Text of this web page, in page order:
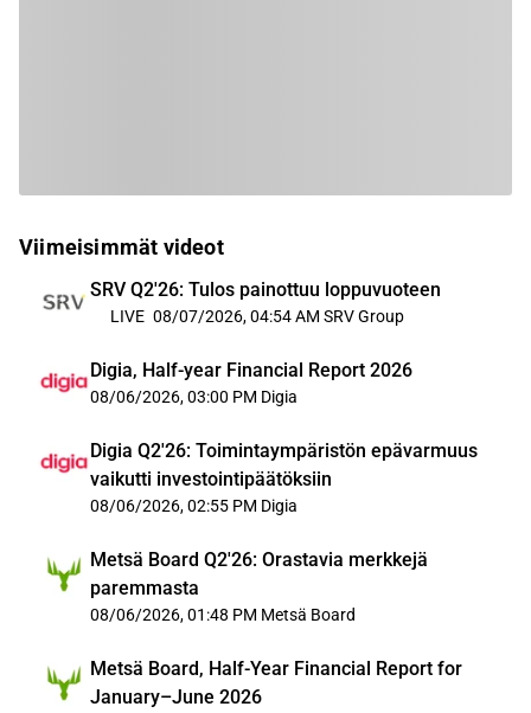
Viimeisimmät videot
SRV Q2'26: Tulos painottuu loppuvuoteen
LIVE 08/07/2026, 04:54 AM SRV Group
Digia, Half-year Financial Report 2026
08/06/2026, 03:00 PM Digia
Digia Q2'26: Toimintaympäristön epävarmuus
vaikutti investointipäätöksiin
08/06/2026, 02:55 PM Digia
Metsä Board Q2'26: Orastavia merkkejä
paremmasta
08/06/2026, 01:48 PM Metsä Board
Metsä Board, Half-Year Financial Report for
January–June 2026